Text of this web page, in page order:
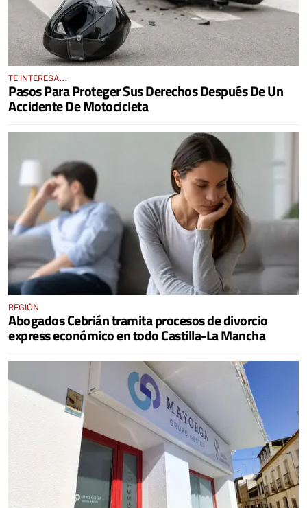
TE INTERESA...
Pasos Para Proteger Sus Derechos Después De Un
Accidente De Motocicleta
REGIÓN
Abogados Cebrián tramita procesos de divorcio
express económico en todo Castilla-La Mancha